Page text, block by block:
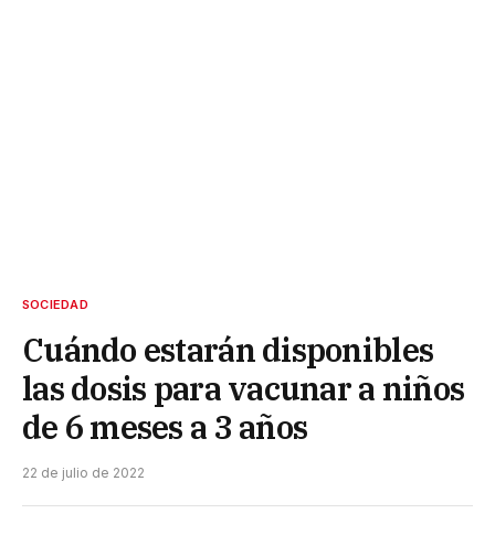
SOCIEDAD
Cuándo estarán disponibles
las dosis para vacunar a niños
de 6 meses a 3 años
22 de julio de 2022